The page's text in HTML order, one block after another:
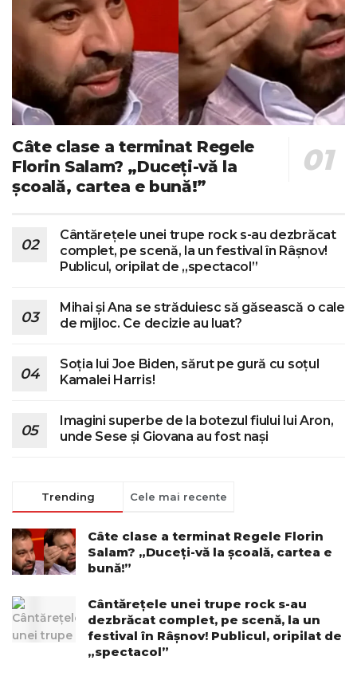
Câte clase a terminat Regele
Florin Salam? „Duceți-vă la
școală, cartea e bună!”
Cântărețele unei trupe rock s-au dezbrăcat
complet, pe scenă, la un festival în Râșnov!
Publicul, oripilat de „spectacol”
Mihai și Ana se străduiesc să găsească o cale
de mijloc. Ce decizie au luat?
Soția lui Joe Biden, sărut pe gură cu soțul
Kamalei Harris!
Imagini superbe de la botezul fiului lui Aron,
unde Sese și Giovana au fost nași
Trending Cele mai recente
Câte clase a terminat Regele Florin
Salam? „Duceți-vă la școală, cartea e
bună!”
Cântărețele unei trupe rock s-au
dezbrăcat complet, pe scenă, la un
festival în Râșnov! Publicul, oripilat de
„spectacol”